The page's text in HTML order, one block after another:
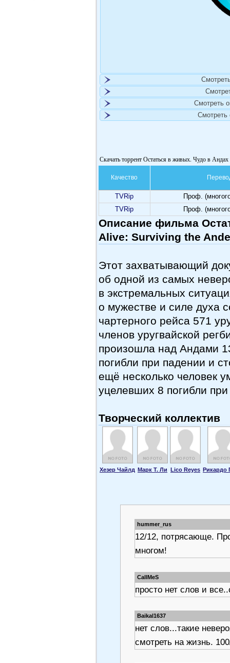
Смотреть
Смотреть
Скачать торрент Остаться в живых. Чудо в
Качество
TVRip
Проф.
TVRip
Проф.
Описание фильма
Alive: Surviving the
Этот захватывающий
об одной из самых
в экстремальных
о мужестве и силе духа
чартерного рейса 571
членов уругвайской
произошла над Андами
погибли при падении и
ещё несколько человек
уцелевших 8 погибли
Творческий коллектив
Хезер Чайлд Марк Т. Ли Lico Reyes Рикардо
hummer_rus
12/12, потрясающе.
многом!
CallMeS
просто нет слов и
Baikal1637
нет слов...такие
смотреть на жизнь.